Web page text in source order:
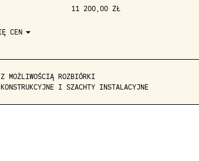
11 200,00 ZŁ
CEN arrow_drop_down
MOŻLIWOŚCIĄ ROZBIÓRKI
I SZACHTY INSTALACYJNE